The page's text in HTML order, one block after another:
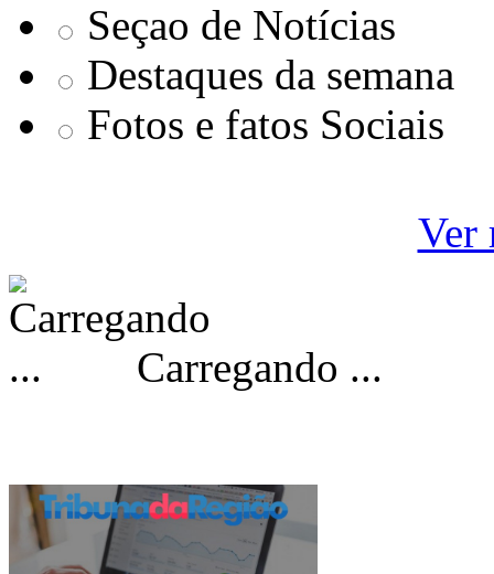
Seçao de Notícias
Destaques da semana
Fotos e fatos Sociais
Ver
Carregando ...